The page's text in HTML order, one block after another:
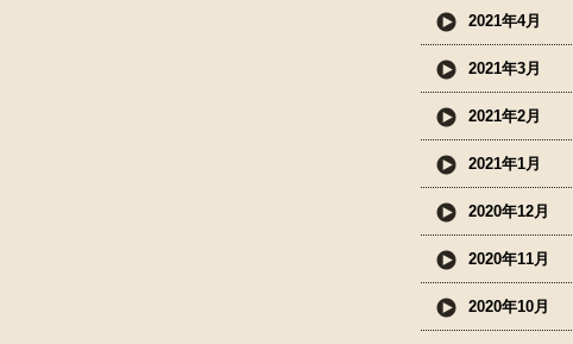
2021年4月
2021年3月
2021年2月
2021年1月
2020年12月
2020年11月
2020年10月